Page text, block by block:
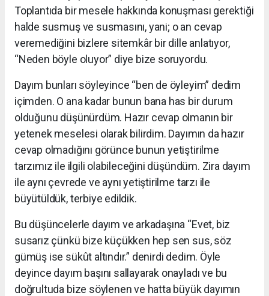
Toplantıda bir mesele hakkında konuşması gerektiği
halde susmuş ve susmasını, yani; o an cevap
veremediğini bizlere sitemkâr bir dille anlatıyor,
“Neden böyle oluyor” diye bize soruyordu.
Dayım bunları söyleyince “ben de öyleyim” dedim
içimden. O ana kadar bunun bana has bir durum
olduğunu düşünürdüm. Hazır cevap olmanın bir
yetenek meselesi olarak bilirdim. Dayımın da hazır
cevap olmadığını görünce bunun yetiştirilme
tarzımız ile ilgili olabileceğini düşündüm. Zira dayım
ile aynı çevrede ve aynı yetiştirilme tarzı ile
büyütüldük, terbiye edildik.
Bu düşüncelerle dayım ve arkadaşına “Evet, biz
susarız çünkü bize küçükken hep sen sus, söz
gümüş ise sükût altındır.” denirdi dedim. Öyle
deyince dayım başını sallayarak onayladı ve bu
doğrultuda bize söylenen ve hatta büyük dayımın